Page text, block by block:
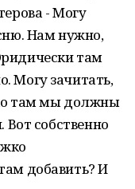
- Могу
Нам нужно,
там
Могу зачитать,
там мы должны
Вот собственно
добавить? И